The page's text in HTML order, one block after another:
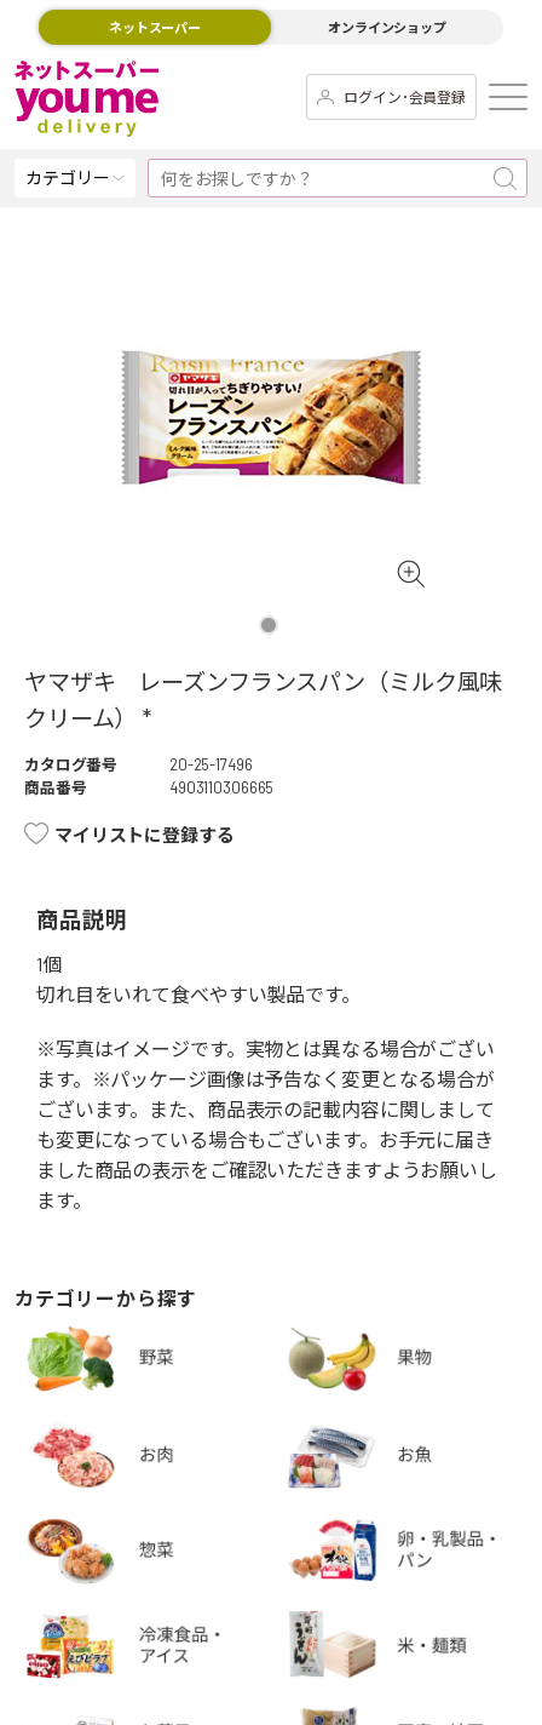
ネットスーパー オンラインショップ
ログイン･会員登録
カテゴリー
ヤマザキ レーズンフランスパン（ミルク風味
クリーム） *
カタログ番号
20-25-17496
商品番号
4903110306665
マイリストに登録する
商品説明
1個
切れ目をいれて食べやすい製品です。
※写真はイメージです。実物とは異なる場合がござい
ます。※パッケージ画像は予告なく変更となる場合が
ございます。また、商品表示の記載内容に関しまして
も変更になっている場合もございます。お手元に届き
ました商品の表示をご確認いただきますようお願いし
ます。
カテゴリーから探す